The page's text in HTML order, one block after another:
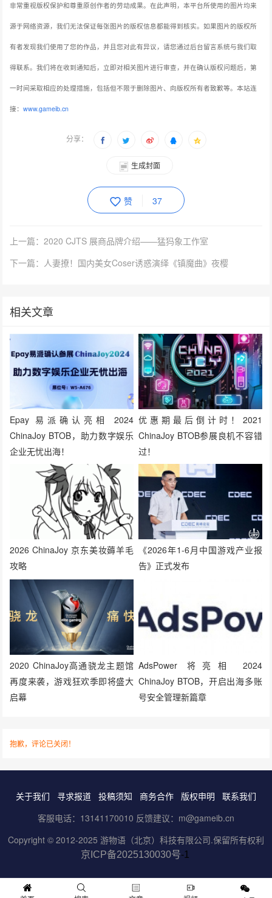
非常重视版权保护和尊重原创作者的劳动成果。在此声明，本平台所使用的图片均来
源于网络资源，我们无法保证每张图片的版权信息都能得到核实。如果图片的版权所
有者发现我们使用了您的作品，并且您对此有异议，请您通过后台留言系统与我们取
得联系。我们将在收到通知后，立即对相关图片进行审查，并在确认版权问题后，第
一时间采取相应的处理措施，包括但不限于删除图片、向版权所有者致歉等。本站连
接：www.gameib.cn
分享：
生成封面
赞 37
上一篇：2020 CJTS 展商品牌介绍——猛犸象工作室
下一篇：人妻撩！国内美女Coser诱惑演绎《镇魔曲》夜樱
相关文章
Epay 易派确认亮相 2024
ChinaJoy BTOB，助力数字娱乐
企业无忧出海！
优惠期最后倒计时！2021
ChinaJoy BTOB参展良机不容错
过！
2026 ChinaJoy 京东美妆薅羊毛
攻略
《2026年1-6月中国游戏产业报
告》正式发布
2020 ChinaJoy高通骁龙主题馆
再度来袭，游戏狂欢季即将盛大
启幕
AdsPower 将亮相 2024
ChinaJoy BTOB，开启出海多账
号安全管理新篇章
抱歉，评论已关闭！
关于我们 寻求报道 投稿须知 商务合作 版权申明
联系我们
客服电话：13141170010 反馈建议：m@gameib.cn
Copyright © 2012-2025 游物语（北京）科技有限公司.保留所有权利
京ICP备2025130030号-1